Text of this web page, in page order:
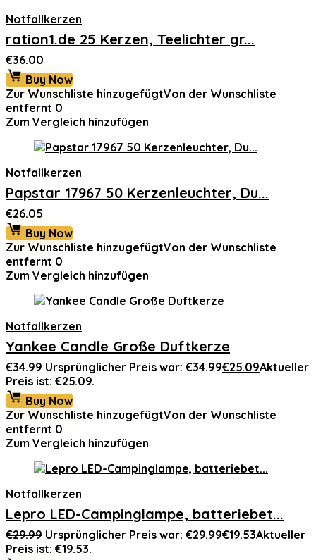
Notfallkerzen
ration1.de 25 Kerzen, Teelichter gr...
€36.00
Buy Now
Zur Wunschliste hinzugefügtVon der Wunschliste
entfernt 0
Zum Vergleich hinzufügen
Notfallkerzen
Papstar 17967 50 Kerzenleuchter, Du...
€26.05
Buy Now
Zur Wunschliste hinzugefügtVon der Wunschliste
entfernt 0
Zum Vergleich hinzufügen
Notfallkerzen
Yankee Candle Große Duftkerze
€34.99 Ursprünglicher Preis war: €34.99€25.09Aktueller
Preis ist: €25.09.
Buy Now
Zur Wunschliste hinzugefügtVon der Wunschliste
entfernt 0
Zum Vergleich hinzufügen
Notfallkerzen
Lepro LED-Campinglampe, batteriebet...
€29.99 Ursprünglicher Preis war: €29.99€19.53Aktueller
Preis ist: €19.53.